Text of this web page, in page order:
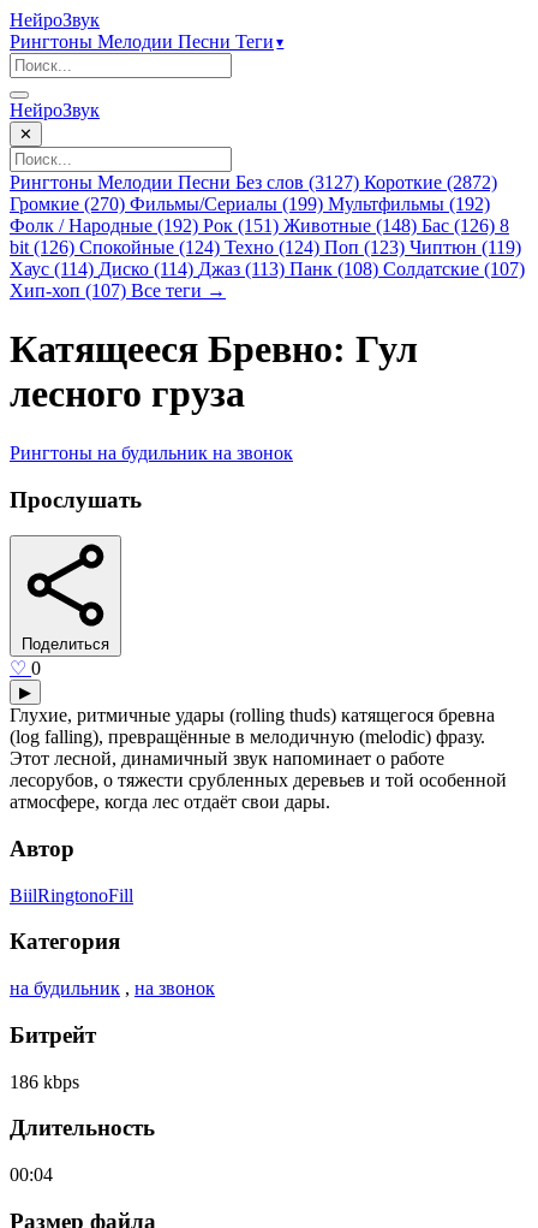
НейроЗвук
Рингтоны Мелодии Песни Теги ▾
НейроЗвук
✕
Рингтоны Мелодии Песни Без слов (3127) Короткие (2872)
Громкие (270) Фильмы/Сериалы (199) Мультфильмы (192)
Фолк / Народные (192) Рок (151) Животные (148) Бас (126) 8
bit (126) Спокойные (124) Техно (124) Поп (123) Чиптюн (119)
Хаус (114) Диско (114) Джаз (113) Панк (108) Солдатские (107)
Хип-хоп (107) Все теги →
Катящееся Бревно: Гул
лесного груза
Рингтоны на будильник на звонок
Прослушать
Поделиться
♡ 0
▶
Глухие, ритмичные удары (rolling thuds) катящегося бревна
(log falling), превращённые в мелодичную (melodic) фразу.
Этот лесной, динамичный звук напоминает о работе
лесорубов, о тяжести срубленных деревьев и той особенной
атмосфере, когда лес отдаёт свои дары.
Автор
BiilRingtonoFill
Категория
на будильник , на звонок
Битрейт
186 kbps
Длительность
00:04
Размер файла